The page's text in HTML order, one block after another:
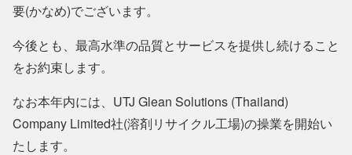
要(かなめ)でございます。
今後とも、最高水準の品質とサービスを提供し続けること
をお約束します。
なお本年内には、UTJ Glean Solutions (Thailand)
Company Limited社(溶剤リサイクル工場)の操業を開始い
たします。